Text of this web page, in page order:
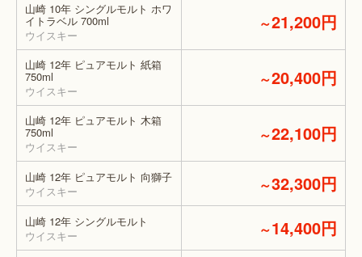
山崎 10年 シングルモルト ホワ
イトラベル 700ml
ウイスキー
～21,200円
山崎 12年 ピュアモルト 紙箱
750ml
ウイスキー
～20,400円
山崎 12年 ピュアモルト 木箱
750ml
ウイスキー
～22,100円
山崎 12年 ピュアモルト 向獅子
ウイスキー
～32,300円
山崎 12年 シングルモルト
ウイスキー
～14,400円